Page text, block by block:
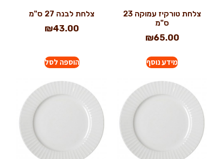
צלחת טורקיז עמוקה 23
ס"מ
₪65.00
מידע נוסף
צלחת לבנה 27 ס"מ
₪43.00
הוספה לסל